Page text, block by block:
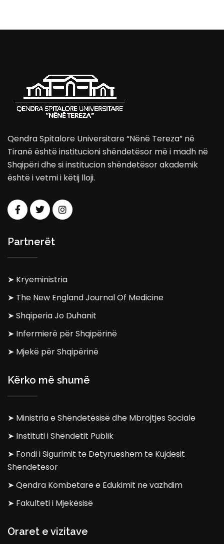
Qendra Spitalore Universitare “Nënë Tereza” në
Tiranë është institucioni shëndetësor më i madh në
Shqipëri dhe si institucion shëndetësor akademik
është i vetmi i këtij lloji.
Partnerët
➤ Kryeministria
➤ The New England Journal Of Medicine
➤ Shqiperia Jo Duhanit
➤ Infermierë për Shqipërinë
➤ Mjekë për Shqipërinë
Kërko më shumë
➤ Ministria e Shëndetësisë dhe Mbrojtjes Sociale
➤ Instituti i Shëndetit Publik
➤ Fondi i Sigurimit te Detyrueshem te Kujdesit
Shendetesor
➤ Qendra Kombetare e Edukimit ne vazhdim
➤ Fakulteti i Mjekësisë
Oraret e vizitave